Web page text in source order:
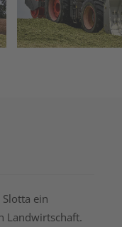
ein
Landwirtschaft.